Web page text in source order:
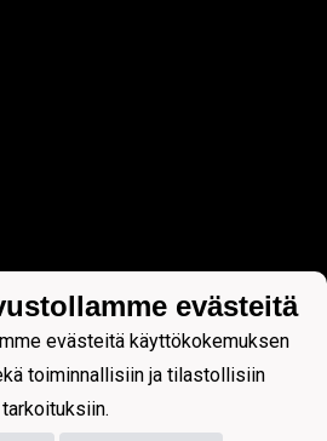
evästeitä
evästeitä käyttökokemuksen
toiminnallisiin ja tilastollisiin
tarkoituksiin.